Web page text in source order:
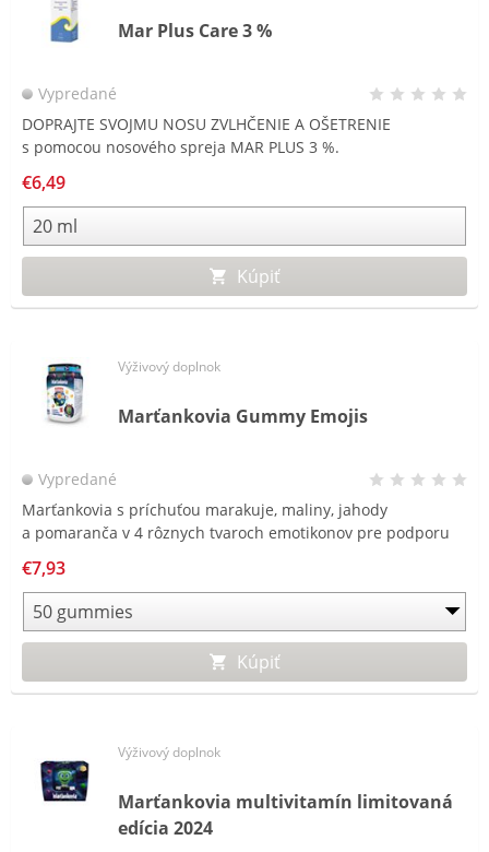
Mar Plus Care 3 %
Vypredané
DOPRAJTE SVOJMU NOSU ZVLHČENIE A OŠETRENIE
s pomocou nosového spreja MAR PLUS 3 %.
€6,49
Kúpiť
Výživový doplnok
Marťankovia Gummy Emojis
Vypredané
Marťankovia s príchuťou marakuje, maliny, jahody
a pomaranča v 4 rôznych tvaroch emotikonov pre podporu
€7,93
Kúpiť
Výživový doplnok
Marťankovia multivitamín limitovaná
edícia 2024